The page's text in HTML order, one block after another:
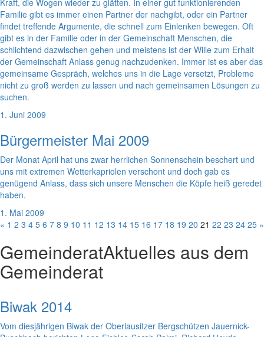
Kraft, die Wogen wieder zu glätten. In einer gut funktionierenden
Familie gibt es immer einen Partner der nachgibt, oder ein Partner
findet treffende Argumente, die schnell zum Einlenken bewegen. Oft
gibt es in der Familie oder in der Gemeinschaft Menschen, die
schlichtend dazwischen gehen und meistens ist der Wille zum Erhalt
der Gemeinschaft Anlass genug nachzudenken. Immer ist es aber das
gemeinsame Gespräch, welches uns in die Lage versetzt, Probleme
nicht zu groß werden zu lassen und nach gemeinsamen Lösungen zu
suchen.
1. Juni 2009
Bürgermeister Mai 2009
Der Monat April hat uns zwar herrlichen Sonnenschein beschert und
uns mit extremen Wetterkapriolen verschont und doch gab es
genügend Anlass, dass sich unsere Menschen die Köpfe heiß geredet
haben.
1. Mai 2009
« 1 2 3 4 5 6 7 8 9 10 11 12 13 14 15 16 17 18 19 20 21 22 23 24 25 »
GemeinderatAktuelles aus dem
Gemeinderat
Biwak 2014
Vom diesjährigen Biwak der Oberlausitzer Bergschützen Jauernick-